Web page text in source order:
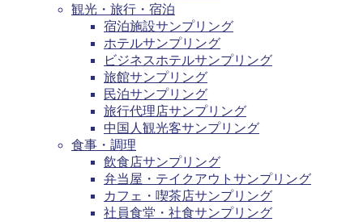
観光・旅行・宿泊
宿泊施設サンプリング
ホテルサンプリング
ビジネスホテルサンプリング
旅館サンプリング
民泊サンプリング
旅行代理店サンプリング
中国人観光客サンプリング
食事・調理
飲食店サンプリング
弁当屋・テイクアウトサンプリング
カフェ・喫茶店サンプリング
社員食堂・社食サンプリング